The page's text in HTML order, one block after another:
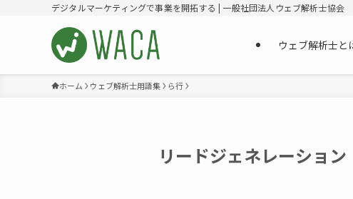
デジタルマーケティングで事業を開拓する | 一般社団法人ウェブ解析士協会
ウェブ解析士と
ホーム ウェブ解析士用語集 ら行
リードジェネレーション